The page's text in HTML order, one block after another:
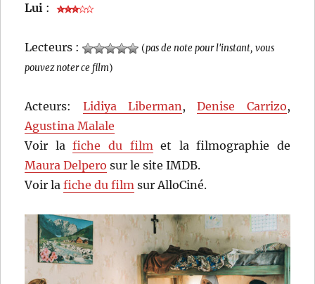
Lui :
Lecteurs : (pas de note pour l'instant, vous
pouvez noter ce film)
Acteurs: Lidiya Liberman,Denise Carrizo,
Agustina Malale
Voir lafiche du filmet la filmographie de
Maura Delpero sur le site IMDB.
Voir lafiche du film sur AlloCiné.